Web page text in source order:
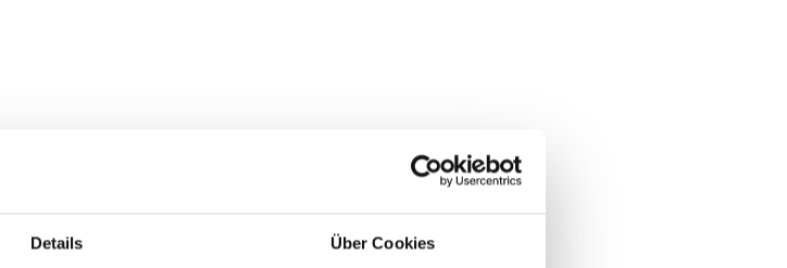
Details Über Cookies